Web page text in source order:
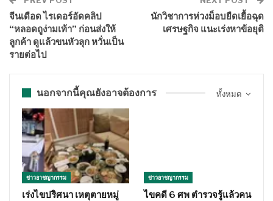
จีนเดือด ไรเดอร์อัดคลิป
“หลอดถูง่ามเท้า” ก่อนส่งให้
ลูกค้า ดูแล้วขนหัวลุก หวั่นเป็น
รายต่อไป
นักวิชาการห่วงม็อบยืดเยื้อฉุด
เศรษฐกิจ แนะเร่งหาข้อยุติ
ทั้งหมด
นอกจากนี้คุณยังอาจต้องการ
ข่าวอาชญากรรม
เร่งไขปริศนา เหตุตายหมู่
ข่าวอาชญากรรม
ไขคดี 6 ศพ ตำรวจรู้แล้วคน